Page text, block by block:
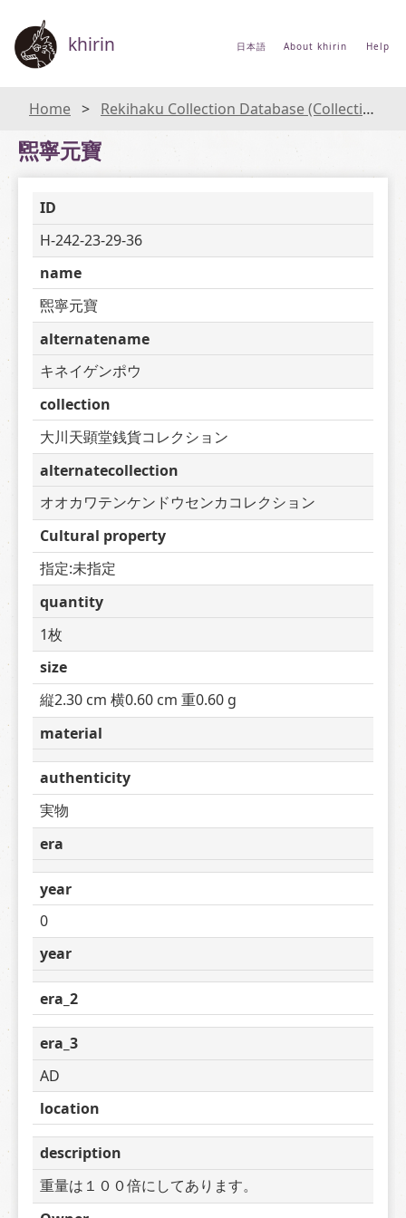
khirin 日本語 About khirin Help
Home Rekihaku Collection Database (Collections Database of the National Museum of Japanese History)
煕寧元寶
ID
H-242-23-29-36
name
煕寧元寶
alternatename
キネイゲンポウ
collection
大川天顕堂銭貨コレクション
alternatecollection
オオカワテンケンドウセンカコレクション
Cultural property
指定:未指定
quantity
1枚
size
縦2.30 cm 横0.60 cm 重0.60 g
material
authenticity
実物
era
year
0
year
era_2
era_3
AD
location
description
重量は１００倍にしてあります。